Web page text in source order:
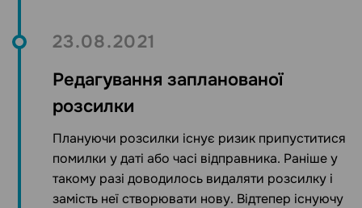
23.08.2021
Редагування запланованої
розсилки
Плануючи розсилки існує ризик припуститися
помилки у даті або часі відправника. Раніше у
такому разі доводилось видаляти розсилку і
замість неї створювати нову. Відтепер існуючу